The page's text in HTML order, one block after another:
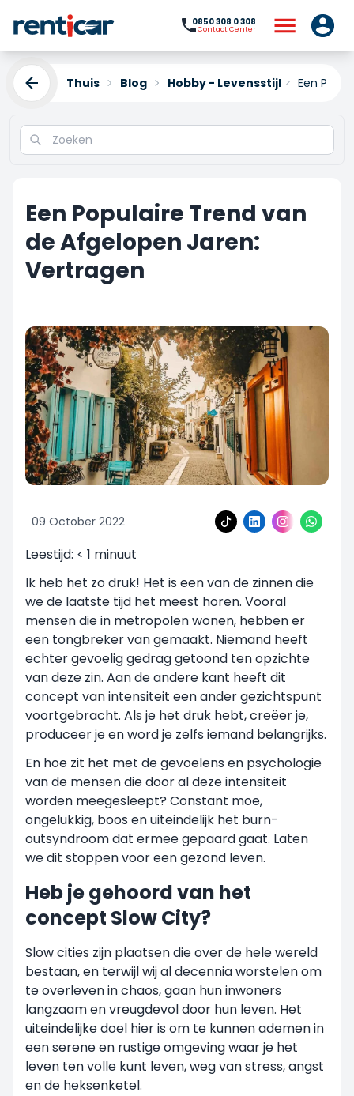
0850 308 0 308
Contact Center
Thuis Blog Hobby - Levensstijl Een
Een Populaire Trend van
de Afgelopen Jaren:
Vertragen
09 October 2022
Leestijd: < 1 minuut
Ik heb het zo druk! Het is een van de zinnen die
we de laatste tijd het meest horen. Vooral
mensen die in metropolen wonen, hebben er
een tongbreker van gemaakt. Niemand heeft
echter gevoelig gedrag getoond ten opzichte
van deze zin. Aan de andere kant heeft dit
concept van intensiteit een ander gezichtspunt
voortgebracht. Als je het druk hebt, creëer je,
produceer je en word je zelfs iemand belangrijks.
En hoe zit het met de gevoelens en psychologie
van de mensen die door al deze intensiteit
worden meegesleept? Constant moe,
ongelukkig, boos en uiteindelijk het burn-
outsyndroom dat ermee gepaard gaat. Laten
we dit stoppen voor een gezond leven.
Heb je gehoord van het
concept Slow City?
Slow cities zijn plaatsen die over de hele wereld
bestaan, en terwijl wij al decennia worstelen om
te overleven in chaos, gaan hun inwoners
langzaam en vreugdevol door hun leven. Het
uiteindelijke doel hier is om te kunnen ademen in
een serene en rustige omgeving waar je het
leven ten volle kunt leven, weg van stress, angst
en de heksenketel.